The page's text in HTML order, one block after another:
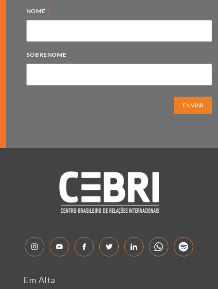
NOME *
SOBRENOME
ENVIAR
Em Alta